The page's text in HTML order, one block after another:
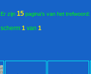
Er zijn 15 pagina's van het trefwoord:
scherm 1 van 1